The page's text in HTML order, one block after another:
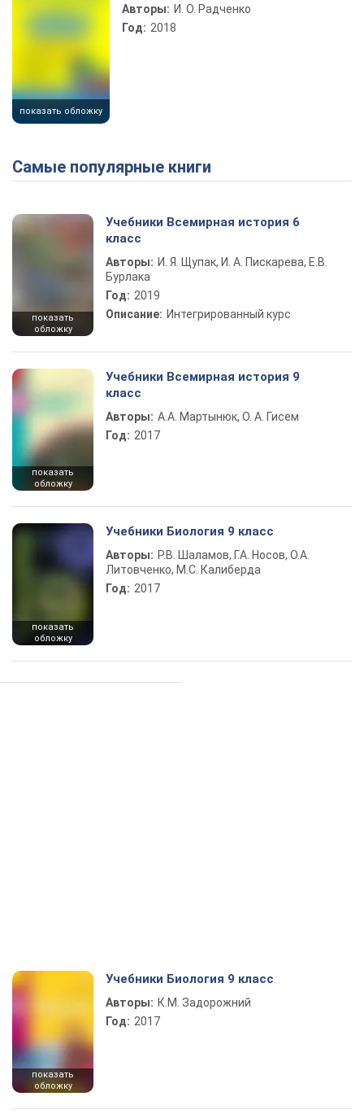
показать обложку
Авторы: И. О. Радченко
Год: 2018
Самые популярные книги
показать
обложку
Учебники Всемирная история 6
класс
Авторы: И. Я. Щупак, И. А. Пискарева, Е.В.
Бурлака
Год: 2019
Описание: Интегрированный курс
показать
обложку
Учебники Всемирная история 9
класс
Авторы: А.А. Мартынюк, О. А. Гисем
Год: 2017
показать
обложку
Учебники Биология 9 класс
Авторы: Р.В. Шаламов, Г.А. Носов, О.А.
Литовченко, М.С. Калиберда
Год: 2017
показать
обложку
Учебники Биология 9 класс
Авторы: К.М. Задорожний
Год: 2017